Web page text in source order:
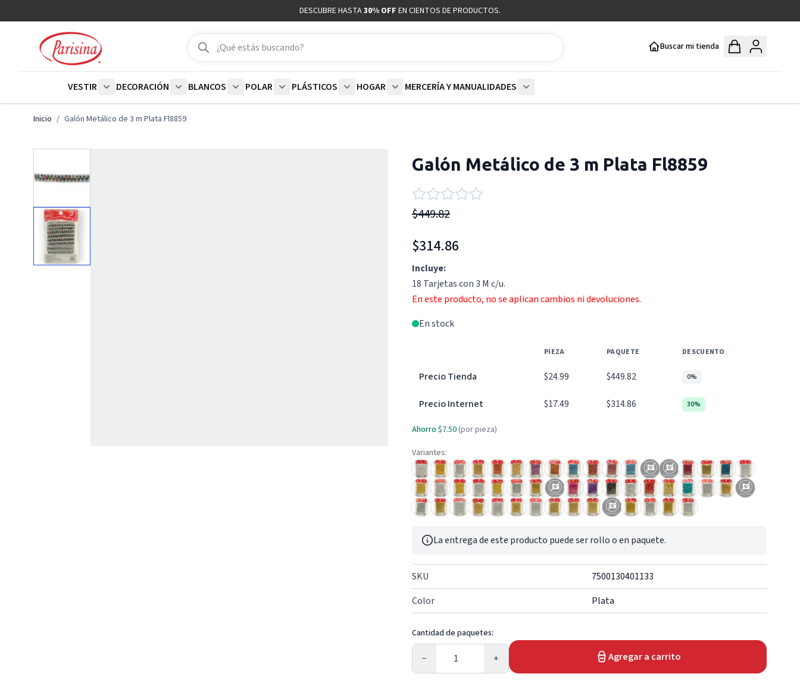
DESCUBRE HASTA30% OFF EN CIENTOS DE PRODUCTOS.
Buscar
Buscar
Buscar mi tienda
VESTIR
DECORACIÓN
BLANCOS
POLAR
PLÁSTICOS
HOGAR
MERCERÍA Y MANUALIDADES
Inicio / Galón Metálico de 3 m Plata Fl8859
Galón Metálico de 3 m Plata Fl8859
$449.82
$314.86
Incluye:
18 Tarjetas con 3 M c/u.
En este producto, no se aplican cambios ni devoluciones.
En stock
PIEZA PAQUETE DESCUENTO
Precio Tienda $24.99 $449.82 0%
Precio Internet $17.49 $314.86 30%
Ahorro $7.50 (por pieza)
Variantes:
La entrega de este producto puede ser rollo o en paquete.
SKU
7500130401133
Color
Plata
Cantidad de paquetes:
−
Cantidad
+ Agregar a carrito